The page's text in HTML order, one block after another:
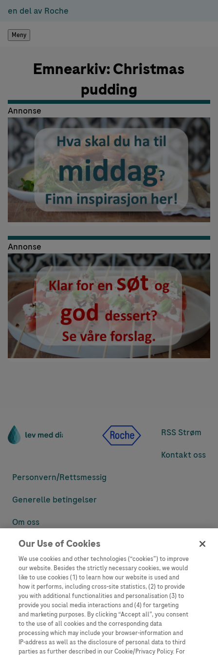
en del av Roche
Meny
Emnearkiv: Christmas
pudding
Annonse
Annonse
RSS Strøm
Kontakt oss
Personvern/Rettsmessig
Generelle betingelser
Om oss
Denne nettsiden inneholder informasjon som er målsatt til en stor
informasjon som ellers ikke er tilgjengelig eller gyldig i ditt land.
Vennligst vær oppmerksom på at vi ikke tar noe ansvar for tilgang til
informasjon som muligens ikke er i samsvar med noen gyldig juridisk
prosess, regulering, registrering eller bruk i bostedslandet ditt.
Roche har ikke alltid mulighet til å kvalitetssikre andres innlegg, men
vil fjerne villedende eller upassende innlegg så langt det lar seg gjøre.
Vi har ikke ansvar for innhold på eksterne nettsider som det lenkes til.
Kopiering av materiale fra dette nettstedet for bruk annet sted er ikke
tillatt uten avtale. Nettstedet selger plass til annonsører, og slikt
Our Use of Cookies
We use cookies and other technologies (“cookies”) to improve
our website. Besides the strictly necessary cookies, we would
like to use cookies (1) to learn how our website is used and
how it performs, including cross-site statistics, (2) to provide
you with additional functionalities and personalisation (3) to
provide you social media interactions and (4) for targeting
and marketing purposes. By clicking “Accept all”, you consent
to the use of all cookies and the corresponding data
processing which may include your browser-information and
IP-address as well as the disclosure of personal data to third
parties as further described in our Cookie/Privacy Policy. For